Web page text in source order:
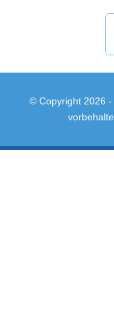
© Copyright 2026 -